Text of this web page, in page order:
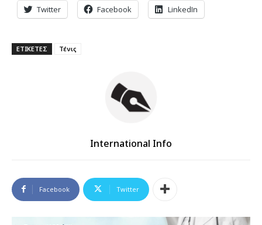
Twitter Facebook LinkedIn
ΕΤΙΚΕΤΕΣ Τένις
International Info
Facebook Twitter